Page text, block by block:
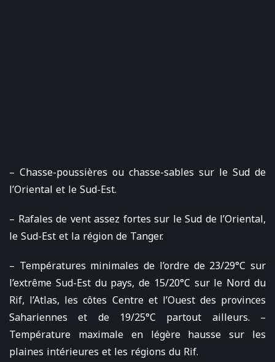
– Chasse-poussières ou chasse-sables sur le Sud de
l’Oriental et le Sud-Est.
– Rafales de vent assez fortes sur le Sud de l’Oriental,
le Sud-Est et la région de Tanger.
– Températures minimales de l’ordre de 23/29°C sur
l’extrême Sud-Est du pays, de 15/20°C sur le Nord du
Rif, l’Atlas, les côtes Centre et l’Ouest des provinces
Sahariennes et de 19/25°C partout ailleurs. –
Température maximale en légère hausse sur les
plaines intérieures et les régions du Rif.